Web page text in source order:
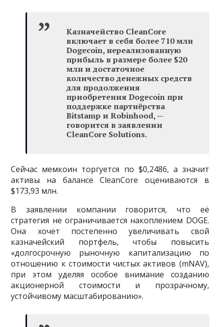
Казначейство CleanCore
включает в себя более 710 млн
Dogecoin, нереализованную
прибыль в размере более $20
млн и достаточное
количество денежных средств
для продолжения
приобретения Dogecoin при
поддержке партнёрства
Bitstamp и Robinhood, —
говорится в заявлении
CleanCore Solutions.
Сейчас мемкоин торгуется по $0,2486, а значит
активы на балансе CleanCore оцениваются в
$173,93 млн.
В заявлении компании говорится, что её
стратегия не ограничивается накоплением DOGE.
Она хочет постепенно увеличивать свой
казначейский портфель, чтобы повысить
«долгосрочную рыночную капитализацию по
отношению к стоимости чистых активов (mNAV),
при этом уделяя особое внимание созданию
акционерной стоимости и прозрачному,
устойчивому масштабированию».